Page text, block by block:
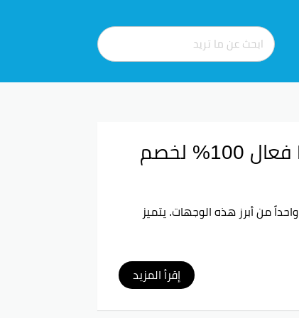
إقرأ المزيد
كود خصم ماتش للعطور 2026 | كوبون Match فعال 100% لخصم
واحداً من أبرز هذه الوجهات. يتميز